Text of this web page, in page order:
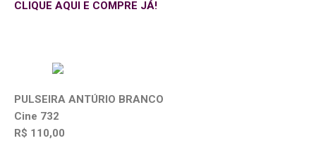
CLIQUE AQUI E COMPRE JÁ!
PULSEIRA ANTÚRIO BRANCO
Cine 732
R$ 110,00